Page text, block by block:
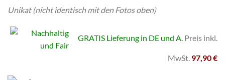
Unikat (nicht identisch mit den Fotos oben)
GRATIS Lieferung in DE und A. Preis inkl.
MwSt. 97,90 €